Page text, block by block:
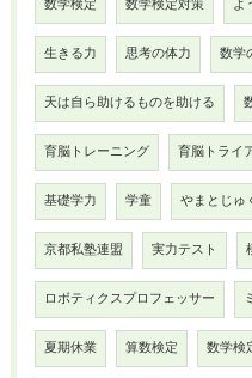
数学検定 数学検定対策 よ
生きる力 思考の体力 数学
天は自ら助けるものを助ける
育脳トレーニング 育脳トライ
基礎学力 学童 やまとじゅ
京都私塾連盟 実力テスト
ロボティクスプロフェッサー
夏期休業 算数検定 数学検